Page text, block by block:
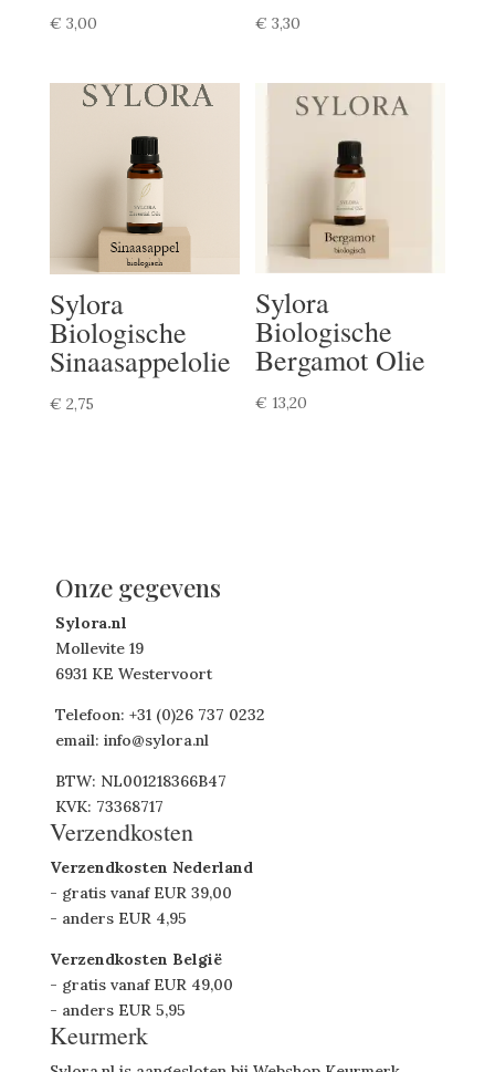
€ 3,00 € 3,30
Sylora
Biologische
Sinaasappelolie
€ 2,75
Sylora
Biologische
Bergamot Olie
€ 13,20
Onze gegevens
Sylora.nl
Mollevite 19
6931 KE Westervoort
Telefoon: +31 (0)26 737 0232
email: info@sylora.nl
BTW: NL001218366B47
KVK: 73368717
Verzendkosten
Verzendkosten Nederland
- gratis vanaf EUR 39,00
- anders EUR 4,95
Verzendkosten België
- gratis vanaf EUR 49,00
- anders EUR 5,95
Keurmerk